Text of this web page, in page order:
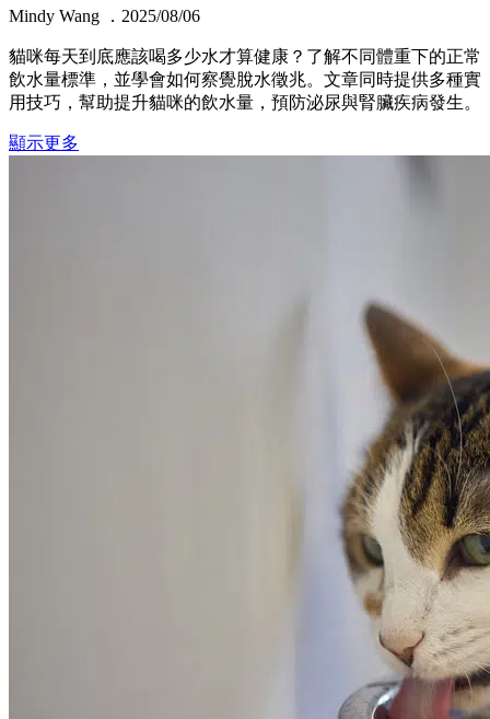
Mindy Wang ．2025/08/06
貓咪每天到底應該喝多少水才算健康？了解不同體重下的正常
飲水量標準，並學會如何察覺脫水徵兆。文章同時提供多種實
用技巧，幫助提升貓咪的飲水量，預防泌尿與腎臟疾病發生。
顯示更多